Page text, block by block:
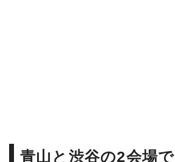
できない貴重な作品も多い。